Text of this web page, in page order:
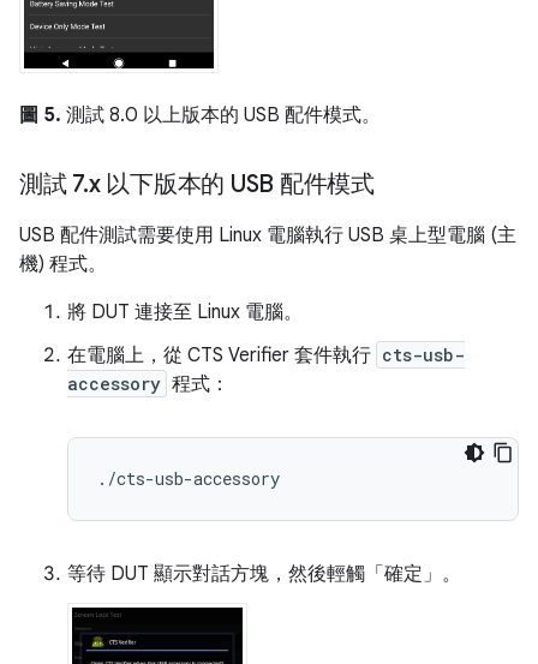
圖 5. 測試 8.0 以上版本的 USB 配件模式。
測試 7.x 以下版本的 USB 配件模式
USB 配件測試需要使用 Linux 電腦執行 USB 桌上型電腦 (主
機) 程式。
將 DUT 連接至 Linux 電腦。
在電腦上，從 CTS Verifier 套件執行 cts-usb-
accessory 程式：
等待 DUT 顯示對話方塊，然後輕觸「確定」 。